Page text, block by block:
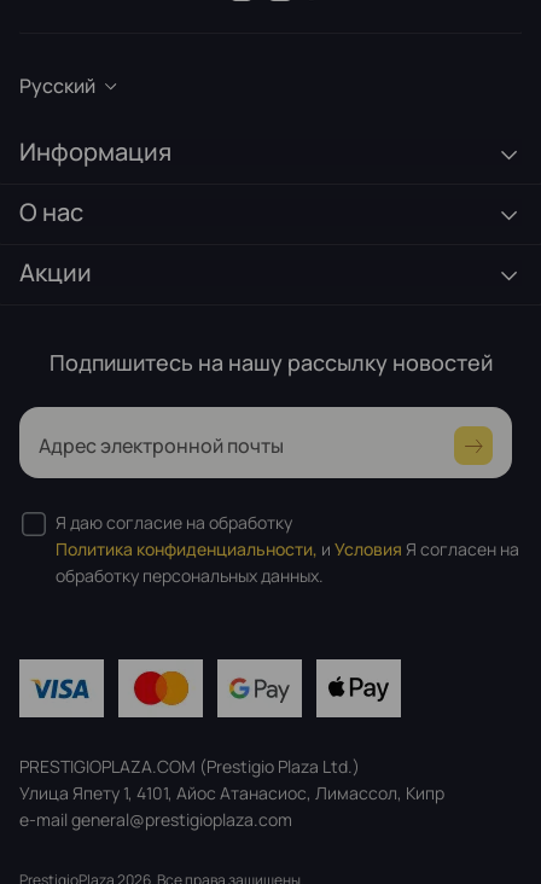
Русский
Информация
О нас
Акции
Подпишитесь на нашу рассылку новостей
Адрес электронной почты
Я даю согласие на обработку
Политика конфиденциальности, и Условия Я согласен на
обработку персональных данных.
PRESTIGIOPLAZA.COM (Prestigio Plaza Ltd.)
Улица Япету 1, 4101, Айос Атанасиос, Лимассол, Кипр
e-mail general@prestigioplaza.com
PrestigioPlaza 2026. Все права защищены.